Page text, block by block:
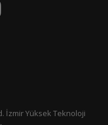
İzmir Yüksek Teknoloji